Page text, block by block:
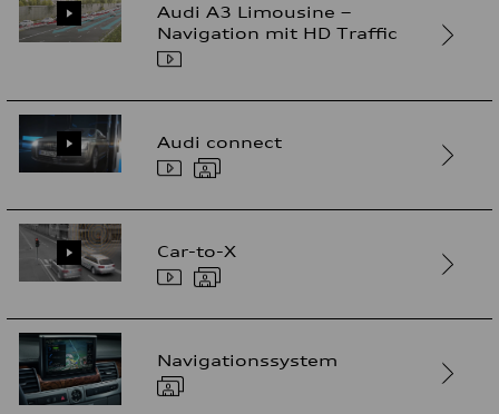
Audi A3 Limousine –
Navigation mit HD Traffic
Audi connect
Car-to-X
Navigationssystem